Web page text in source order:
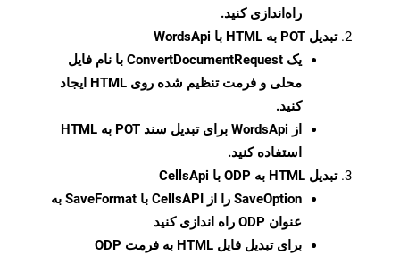
راه‌اندازی کنید.
تبدیل POT به HTML با WordsApi
یک ConvertDocumentRequest با نام فایل
محلی و فرمت تنظیم شده روی HTML ایجاد
کنید.
از WordsApi برای تبدیل سند POT به HTML
استفاده کنید.
تبدیل HTML به ODP با CellsApi
SaveOption
را از CellsAPI با SaveFormat به
عنوان ODP راه اندازی کنید
برای تبدیل فایل HTML به فرمت
ODP